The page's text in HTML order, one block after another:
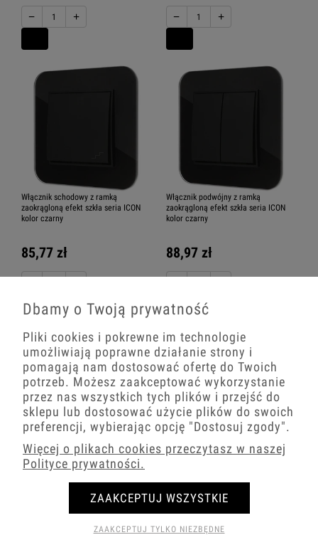
− + − +
Włącznik schodowy z ramką
zaokrągloną efekt szkła seria ICON
kolor czarny
85,77 zł
− +
Włącznik podwójny z ramką
zaokrągloną efekt szkła seria ICON
kolor czarny
88,97 zł
− +
Włącznik pojedynczy z ramką
zaokrągloną efekt szkła seria ICON
kolor czarny
104,57 zł
Dbamy o Twoją prywatność
Pliki cookies i pokrewne im technologie
umożliwiają poprawne działanie strony i
pomagają nam dostosować ofertę do Twoich
potrzeb. Możesz zaakceptować wykorzystanie
przez nas wszystkich tych plików i przejść do
sklepu lub dostosować użycie plików do swoich
preferencji, wybierając opcję "Dostosuj zgody".
Więcej o plikach cookies przeczytasz w naszej
Polityce prywatności.
ZAAKCEPTUJ TYLKO NIEZBĘDNE
ZAAKCEPTUJ WSZYSTKIE